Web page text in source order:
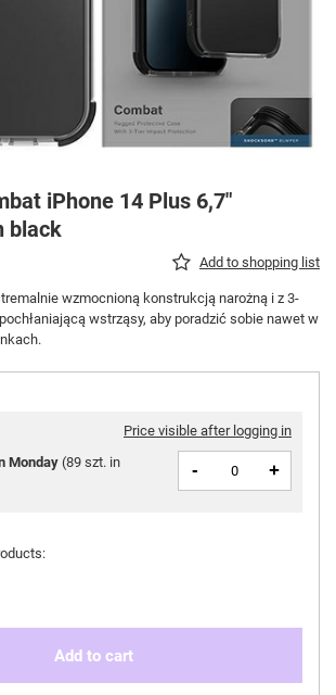
iPhone 14 Plus 6,7"
black
Add to shopping list
wzmocnioną konstrukcją narożną i z 3-
wstrząsy, aby poradzić sobie nawet w
Price visible after logging in
Monday(89 szt. in
- +
Add to cart